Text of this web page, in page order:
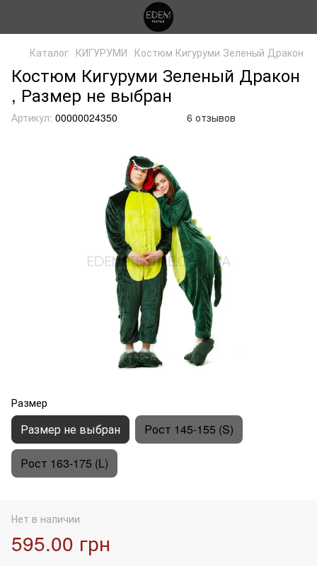
Каталог КИГУРУМИ Костюм Кигуруми Зеленый Дракон
Костюм Кигуруми Зеленый Дракон
, Размер не выбран
Артикул: 00000024350 6 отзывов
Размер
Размер не выбран Рост 145-155 (S)
Рост 163-175 (L)
Нет в наличии
595.00 грн